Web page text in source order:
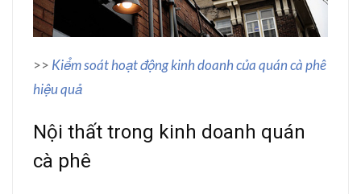
>> Kiểm soát hoạt động kinh doanh của quán cà phê
hiệu quả
Nội thất trong kinh doanh quán
cà phê